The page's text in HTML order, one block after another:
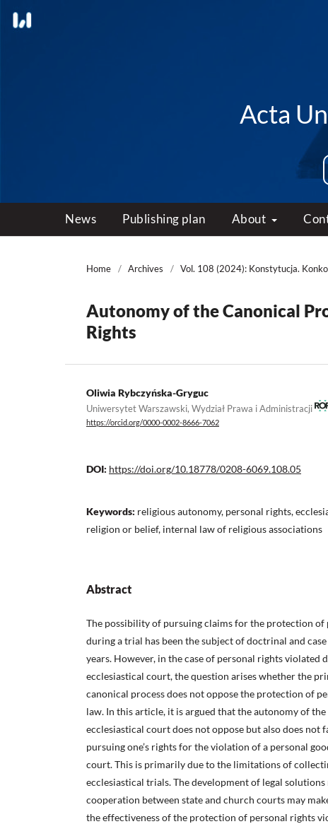
Acta
News Publishing plan About
Home / Archives / Vol. 108 (2024): Konstytucja.
Autonomy of the Canonical
Rights
Oliwia Rybczyńska-Gryguc
Uniwersytet Warszawski, Wydział Prawa i Administracji
https://orcid.org/0000-0002-8666-7062
DOI: https://doi.org/10.18778/0208-6069.108.05
Keywords: religious autonomy, personal rights,
religion or belief, internal law of religious associations
Abstract
The possibility of pursuing claims for the protection of
during a trial has been the subject of doctrinal and
years. However, in the case of personal rights violated
ecclesiastical court, the question arises whether the
canonical process does not oppose the protection of
law. In this article, it is argued that the autonomy of
ecclesiastical court does not oppose but also does not
pursuing one’s rights for the violation of a personal
court. This is primarily due to the limitations of
ecclesiastical trials. The development of legal
cooperation between state and church courts may
the effectiveness of the protection of personal rights